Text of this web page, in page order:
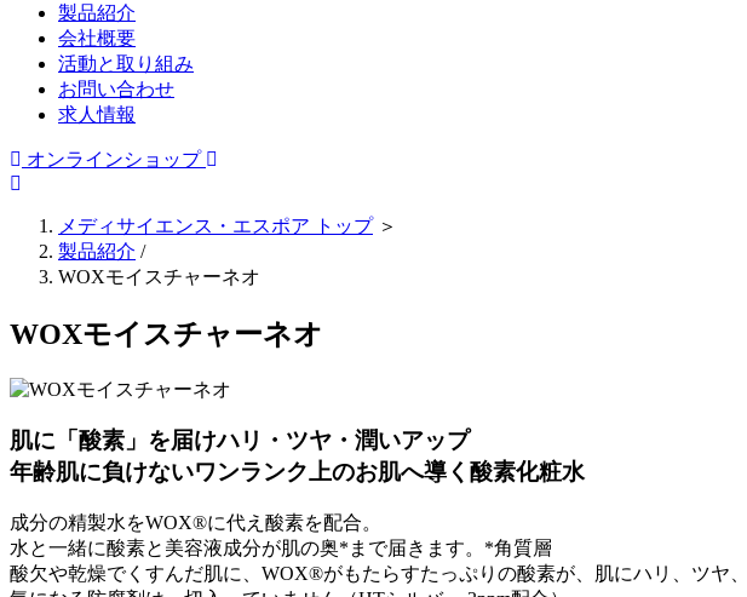
製品紹介
会社概要
活動と取り組み
お問い合わせ
求人情報
オンラインショップ
メディサイエンス・エスポア トップ＞
製品紹介 /
WOXモイスチャーネオ
WOXモイスチャーネオ
肌に「酸素」を届けハリ・ツヤ・潤いアップ
年齢肌に負けないワンランク上のお肌へ導く酸素化粧水
成分の精製水をWOX®に代え酸素を配合。
水と一緒に酸素と美容液成分が肌の奥*まで届きます。*角質層
酸欠や乾燥でくすんだ肌に、WOX®がもたらすたっぷりの酸素が、肌にハリ、ツヤ